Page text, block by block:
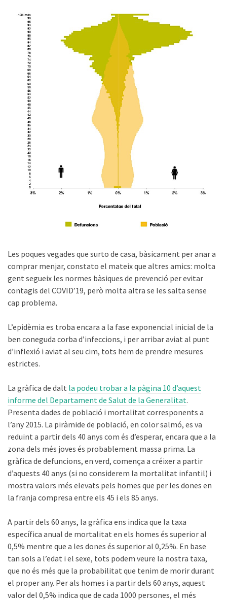
Les poques vegades que surto de casa, bàsicament per anar a
comprar menjar, constato el mateix que altres amics: molta
gent segueix les normes bàsiques de prevenció per evitar
contagis del COVID’19, però molta altra se les salta sense
cap problema.
L’epidèmia es troba encara a la fase exponencial inicial de la
ben coneguda corba d’infeccions, i per arribar aviat al punt
d’inflexió i aviat al seu cim, tots hem de prendre mesures
estrictes.
La gràfica de dalt la podeu trobar a la pàgina 10 d’aquest
informe del Departament de Salut de la Generalitat.
Presenta dades de població i mortalitat corresponents a
l’any 2015. La piràmide de població, en color salmó, es va
reduint a partir dels 40 anys com és d’esperar, encara que a la
zona dels més joves és probablement massa prima. La
gràfica de defuncions, en verd, comença a créixer a partir
d’aquests 40 anys (si no considerem la mortalitat infantil) i
mostra valors més elevats pels homes que per les dones en
la franja compresa entre els 45 i els 85 anys.
A partir dels 60 anys, la gràfica ens indica que la taxa
específica anual de mortalitat en els homes és superior al
0,5% mentre que a les dones és superior al 0,25%. En base
tan sols a l’edat i el sexe, tots podem veure la nostra taxa,
que no és més que la probabilitat que tenim de morir durant
el proper any. Per als homes i a partir dels 60 anys, aquest
valor del 0,5% indica que de cada 1000 persones, el més